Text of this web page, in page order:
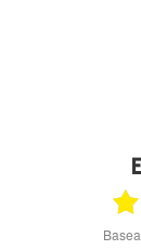
Bons